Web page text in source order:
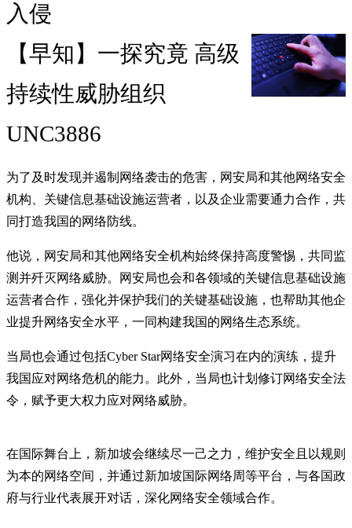
入侵
【早知】一探究竟 高级
持续性威胁组织
UNC3886
为了及时发现并遏制网络袭击的危害，网安局和其他网络安全
机构、关键信息基础设施运营者，以及企业需要通力合作，共
同打造我国的网络防线。
他说，网安局和其他网络安全机构始终保持高度警惕，共同监
测并歼灭网络威胁。网安局也会和各领域的关键信息基础设施
运营者合作，强化并保护我们的关键基础设施，也帮助其他企
业提升网络安全水平，一同构建我国的网络生态系统。
当局也会通过包括Cyber Star网络安全演习在内的演练，提升
我国应对网络危机的能力。此外，当局也计划修订网络安全法
令，赋予更大权力应对网络威胁。
在国际舞台上，新加坡会继续尽一己之力，维护安全且以规则
为本的网络空间，并通过新加坡国际网络周等平台，与各国政
府与行业代表展开对话，深化网络安全领域合作。